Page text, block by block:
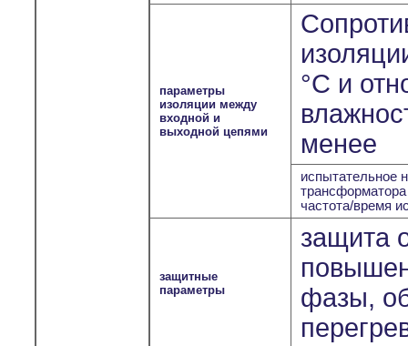
параметры
изоляции между
входной и
выходной цепями
°С и
менее
испытательное
частота/время
защитные
параметры
защита
фазы,